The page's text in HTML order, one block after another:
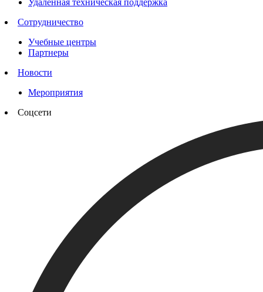
Удаленная техническая поддержка
Сотрудничество
Учебные центры
Партнеры
Новости
Мероприятия
Соцсети